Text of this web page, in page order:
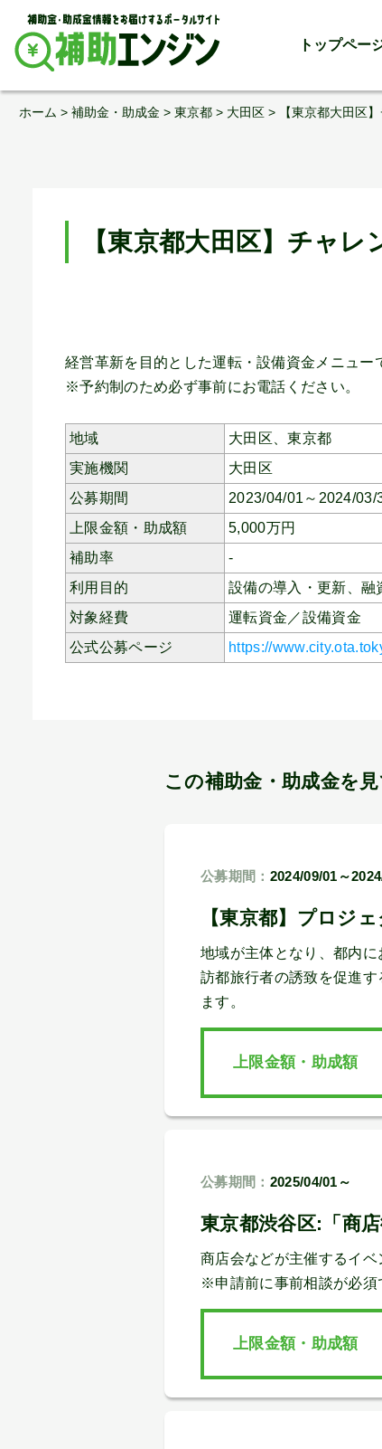
Skip
トップペー
ホーム > 補助金・助成金 > 東京都 > 大田区 > 【東京都大田区
【東京都大田区】チャレ
経営革新を目的とした運転・設備資金メニュー
※予約制のため必ず事前にお電話ください。
地域 大田区、東京都
実施機関
大田区
公募期間
2023/04/01～2024/03/
上限金額・助成額
5,000万円
補助率
-
利用目的
設備の導入・更新、 融
対象経費
運転資金／設備資金
公式公募ページ
https://
この補助金・助成金を
公募期間： 2024/09/01～
【東京都】プロジ
地域が主体となり、都内
訪都旅行者の誘致を促進
ます。
上限金額・助成額
公募期間： 2025/04/01～
東京都渋谷区:「商
商店会などが主催するイベ
※申請前に事前相談が必須
上限金額・助成額